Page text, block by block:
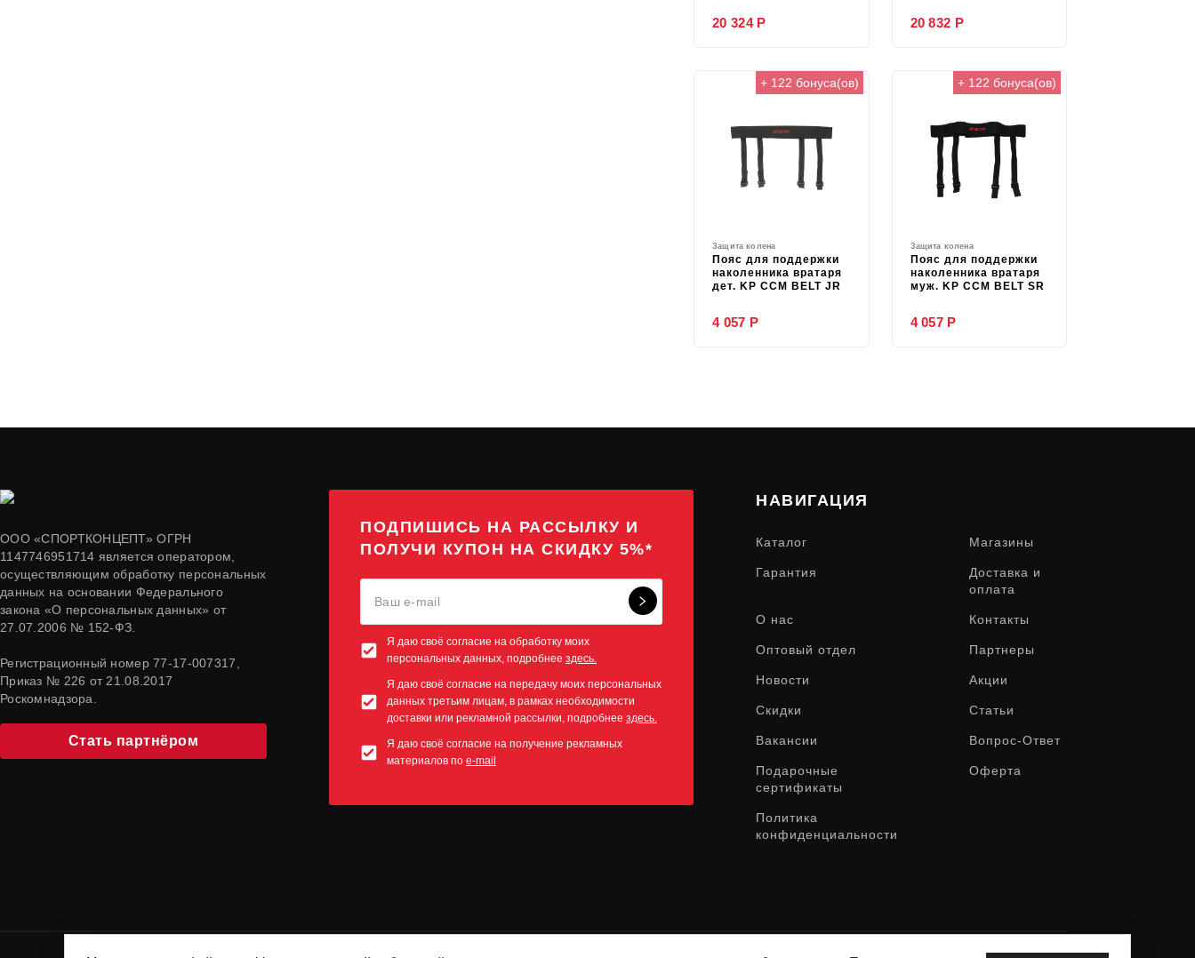
20 324 Р 20 832 Р
+ 122 бонуса(ов)
Защита колена
Пояс для поддержки
наколенника вратаря
дет. KP CCM BELT JR
4 057 Р
+ 122 бонуса(ов)
Защита колена
Пояс для поддержки
наколенника вратаря
муж. KP CCM BELT SR
4 057 Р
ООО «СПОРТКОНЦЕПТ» ОГРН
1147746951714 является оператором,
осуществляющим обработку персональных
данных на основании Федерального
закона «О персональных данных» от
27.07.2006 № 152-ФЗ.
Регистрационный номер 77-17-007317,
Приказ № 226 от 21.08.2017
Роскомнадзора.
Стать партнёром
ПОДПИШИСЬ НА РАССЫЛКУ И
ПОЛУЧИ КУПОН НА СКИДКУ 5%*
Я даю своё согласие на обработку моих
персональных данных, подробнее здесь.
Я даю своё согласие на передачу моих персональных
данных третьим лицам, в рамках необходимости
доставки или рекламной рассылки, подробнее здесь.
Я даю своё согласие на получение рекламных
материалов по e-mail
НАВИГАЦИЯ
Каталог Магазины
Гарантия
Доставка и
оплата
О нас Контакты
Оптовый отдел Партнеры
Новости Акции
Скидки Статьи
Вакансии Вопрос-Ответ
Подарочные
сертификаты
Оферта
Политика
конфиденциальности